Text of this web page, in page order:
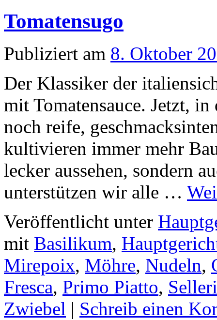
Tomatensugo
Publiziert am 8. Oktober
Der Klassiker der
mit Tomatensauce. Jetzt,
noch reife,
kultivieren immer mehr
lecker aussehen, sondern
unterstützen wir alle …
Veröffentlicht unter
mit Basilikum,
Mirepoix, Möhre, Nudeln,
Fresca, Primo Piatto,
Zwiebel | Schreib einen